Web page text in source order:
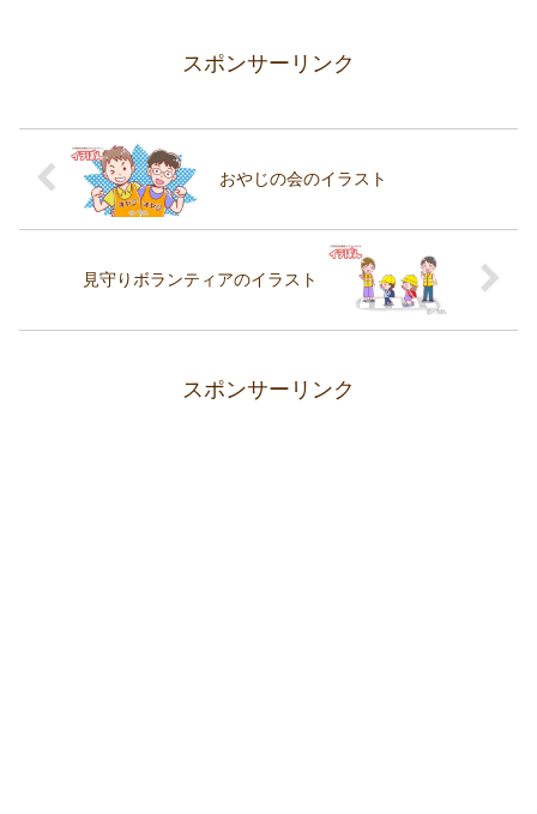
スポンサーリンク
おやじの会のイラスト
見守りボランティアのイラスト
スポンサーリンク